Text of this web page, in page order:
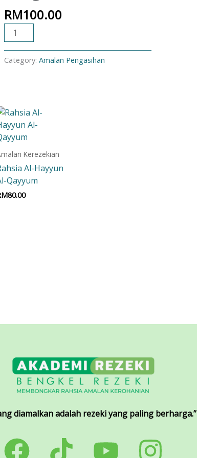
RM100.00
Category:Amalan Pengasihan
Kerezekian
Al-Hayyun
Qayyum
80.00
diamalkan adalah rezeki yang paling berharga.”